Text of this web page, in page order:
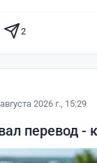
2
2026 г., 15:29
перевод -